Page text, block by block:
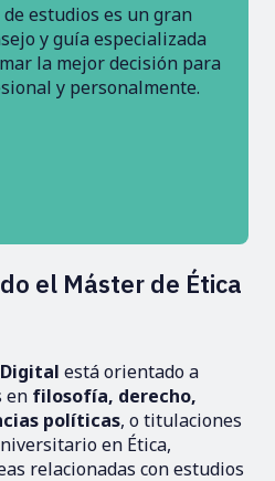
estudios es un gran
y guía especializada
la mejor decisión para
y personalmente.
el Máster de Ética
está orientado a
en filosofía, derecho,
políticas, o titulaciones
en Ética,
relacionadas con estudios